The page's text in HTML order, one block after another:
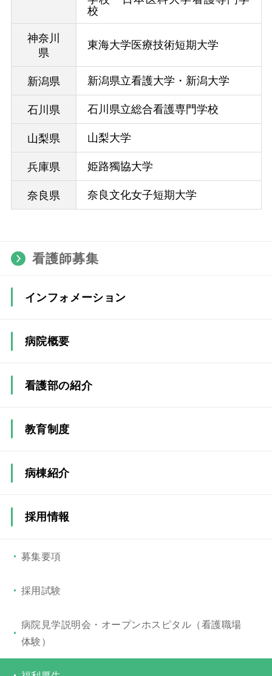
校
神奈川
県
東海大学医療技術短期大学
新潟県
新潟県立看護大学・新潟大学
石川県
石川県立総合看護専門学校
山梨県
山梨大学
兵庫県
姫路獨協大学
奈良県
奈良文化女子短期大学
看護師募集
インフォメーション
病院概要
看護部の紹介
看護部長メッセージ
教育制度
継続教育
病棟紹介
部署紹介
採用情報
募集要項
採用試験
病院見学説明会・オープンホスピタル（看護職場
体験）